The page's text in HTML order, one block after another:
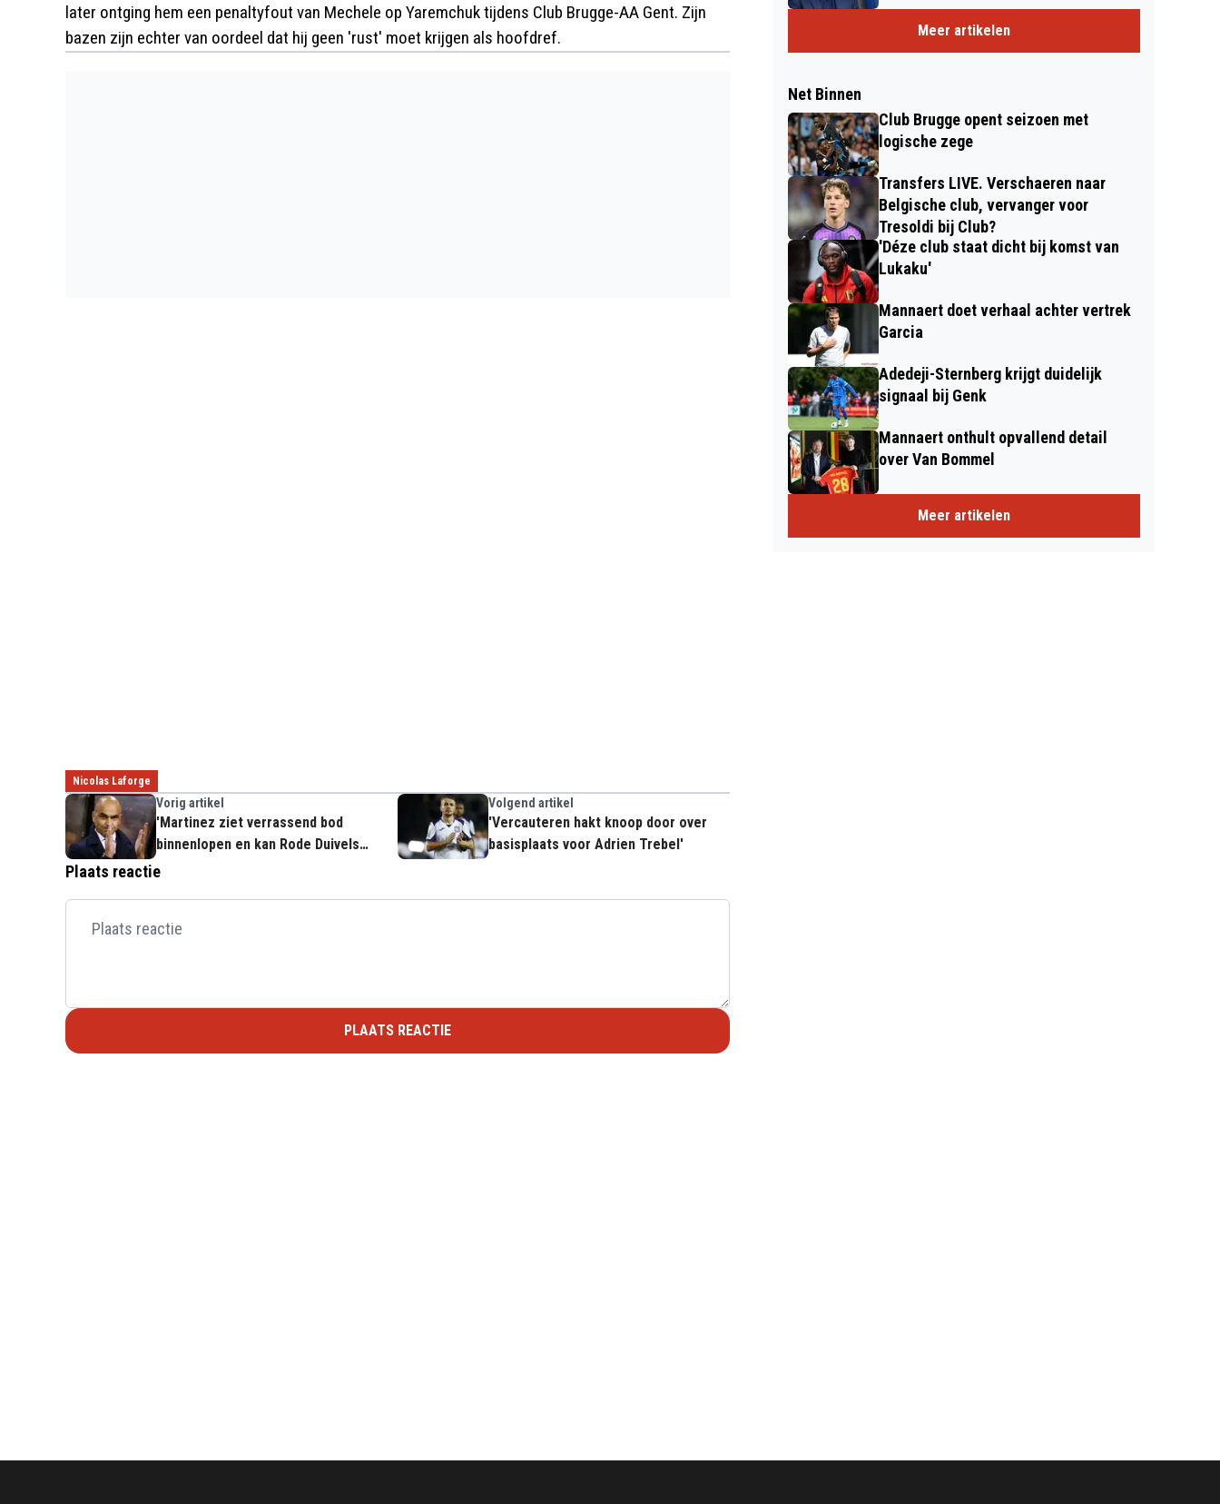
later ontging hem een penaltyfout van Mechele op Yaremchuk tijdens Club Brugge-AA Gent. Zijn
bazen zijn echter van oordeel dat hij geen 'rust' moet krijgen als hoofdref.
Nicolas Laforge
Vorig artikel
'Martinez ziet verrassend bod
binnenlopen en kan Rode Duivels
verlaten'
Volgend artikel
'Vercauteren hakt knoop door over
basisplaats voor Adrien Trebel'
Plaats reactie
PLAATS REACTIE
Meer artikelen
Net Binnen
Club Brugge opent seizoen met
logische zege
Transfers LIVE. Verschaeren naar
Belgische club, vervanger voor
Tresoldi bij Club?
'Déze club staat dicht bij komst van
Lukaku'
Mannaert doet verhaal achter vertrek
Garcia
Adedeji-Sternberg krijgt duidelijk
signaal bij Genk
Mannaert onthult opvallend detail
over Van Bommel
Meer artikelen